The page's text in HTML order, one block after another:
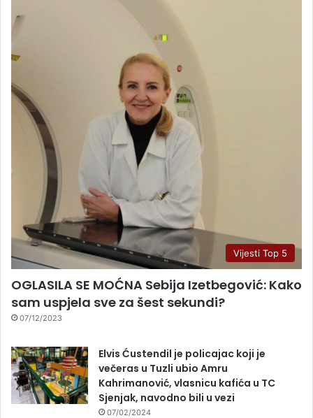
Vijesti Top 5
OGLASILA SE MOĆNA Sebija Izetbegović: Kako
sam uspjela sve za šest sekundi?
07/12/2023
Elvis Ćustendil je policajac koji je
večeras u Tuzli ubio Amru
Kahrimanović, vlasnicu kafića u TC
Sjenjak, navodno bili u vezi
07/02/2024